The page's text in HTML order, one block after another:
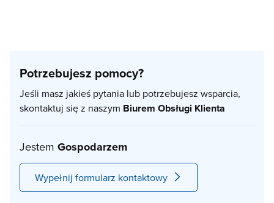
Potrzebujesz pomocy?
Jeśli masz jakieś pytania lub potrzebujesz wsparcia,
skontaktuj się z naszym Biurem Obsługi Klienta
Jestem Gospodarzem
Wypełnij formularz kontaktowy